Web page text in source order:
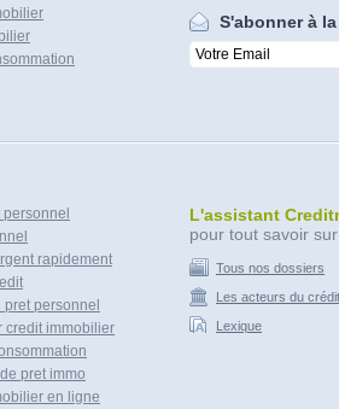
S'abonner à
rapidement
personnel
credit immobilier
pret immo
en ligne
L'assistant
pour tout savoir
Tous nos dossiers
Les acteurs du
Lexique